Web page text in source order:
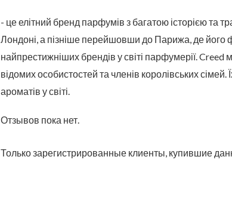
- це елітний бренд парфумів з багатою історією та
Лондоні, а пізніше перейшовши до Парижа, де його
найпрестижніших брендів у світі парфумерії.
відомих особистостей та членів королівських
ароматів у світі.
Отзывов пока нет.
Только зарегистрированные клиенты, купившие